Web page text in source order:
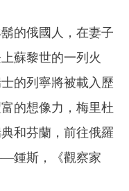
的俄國人，在妻子
蘇黎世的一列火
的列寧將被載入歷
的想像力，梅里杜
和芬蘭，前往俄羅
鍾斯，《觀察家